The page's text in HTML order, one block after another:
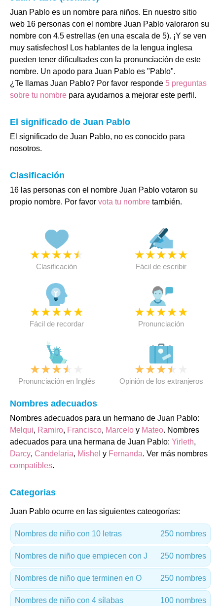
Juan Pablo es un nombre para niños. En nuestro sitio
web 16 personas con el nombre Juan Pablo valoraron su
nombre con 4.5 estrellas (en una escala de 5). ¡Y se ven
muy satisfechos! Los hablantes de la lengua inglesa
pueden tener dificultades con la pronunciación de este
nombre. Un apodo para Juan Pablo es "Pablo".
¿Te llamas Juan Pablo? Por favor responde 5 preguntas
sobre tu nombre para ayudarnos a mejorar este perfil.
El significado de Juan Pablo
El significado de Juan Pablo, no es conocido para
nosotros.
Clasificación
16 las personas con el nombre Juan Pablo votaron su
propio nombre. Por favor vota tu nombre también.
★★★★★
Clasificación
★★★★★
Fácil de escribir
★★★★★
Fácil de recordar
★★★★★
Pronunciación
★★★★
Pronunciación en Inglés
★★★★
Opinión de los extranjeros
Nombres adecuados
Nombres adecuados para un hermano de Juan Pablo:
Melqui, Ramiro, Francisco, Marcelo y Mateo. Nombres
adecuados para una hermana de Juan Pablo: Yirleth,
Darcy, Candelaria, Mishel y Fernanda. Ver más nombres
compatibles.
Categorias
Juan Pablo ocurre en las siguientes cateogorías:
Nombres de niño con 10 letras 250 nombres
Nombres de niño que empiecen con J 250 nombres
Nombres de niño que terminen en O 250 nombres
Nombres de niño con 4 sílabas 100 nombres